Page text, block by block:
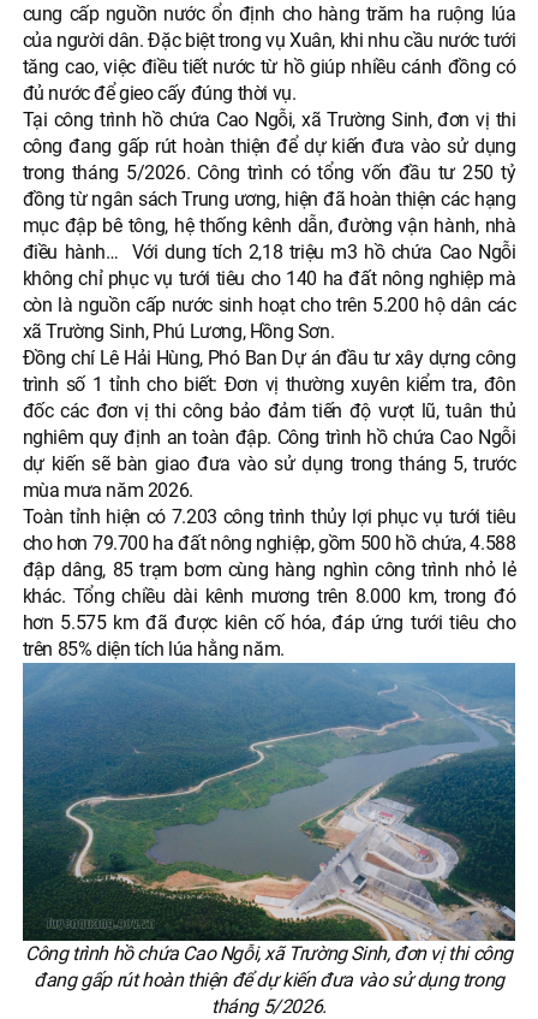
cung cấp nguồn nước ổn định cho hàng trăm ha ruộng lúa
của người dân. Đặc biệt trong vụ Xuân, khi nhu cầu nước tưới
tăng cao, việc điều tiết nước từ hồ giúp nhiều cánh đồng có
đủ nước để gieo cấy đúng thời vụ.
Tại công trình hồ chứa Cao Ngỗi, xã Trường Sinh, đơn vị thi
công đang gấp rút hoàn thiện để dự kiến đưa vào sử dụng
trong tháng 5/2026. Công trình có tổng vốn đầu tư 250 tỷ
đồng từ ngân sách Trung ương, hiện đã hoàn thiện các hạng
mục đập bê tông, hệ thống kênh dẫn, đường vận hành, nhà
điều hành… Với dung tích 2,18 triệu m3 hồ chứa Cao Ngỗi
không chỉ phục vụ tưới tiêu cho 140 ha đất nông nghiệp mà
còn là nguồn cấp nước sinh hoạt cho trên 5.200 hộ dân các
xã Trường Sinh, Phú Lương, Hồng Sơn.
Đồng chí Lê Hải Hùng, Phó Ban Dự án đầu tư xây dựng công
trình số 1 tỉnh cho biết: Đơn vị thường xuyên kiểm tra, đôn
đốc các đơn vị thi công bảo đảm tiến độ vượt lũ, tuân thủ
nghiêm quy định an toàn đập. Công trình hồ chứa Cao Ngỗi
dự kiến sẽ bàn giao đưa vào sử dụng trong tháng 5, trước
mùa mưa năm 2026.
Toàn tỉnh hiện có 7.203 công trình thủy lợi phục vụ tưới tiêu
cho hơn 79.700 ha đất nông nghiệp, gồm 500 hồ chứa, 4.588
đập dâng, 85 trạm bơm cùng hàng nghìn công trình nhỏ lẻ
khác. Tổng chiều dài kênh mương trên 8.000 km, trong đó
hơn 5.575 km đã được kiên cố hóa, đáp ứng tưới tiêu cho
trên 85% diện tích lúa hằng năm.
Công trình hồ chứa Cao Ngỗi, xã Trường Sinh, đơn vị thi công
đang gấp rút hoàn thiện để dự kiến đưa vào sử dụng trong
tháng 5/2026.